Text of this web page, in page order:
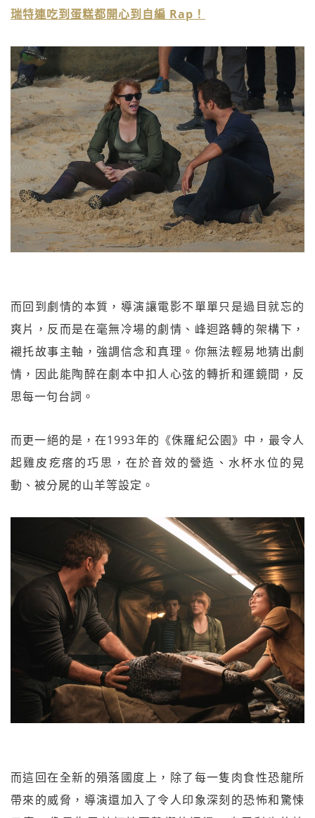
瑞特連吃到蛋糕都開心到自編 Rap！
而回到劇情的本質，導演讓電影不單單只是過目就忘的
爽片，反而是在毫無冷場的劇情、峰迴路轉的架構下，
襯托故事主軸，強調信念和真理。你無法輕易地猜出劇
情，因此能陶醉在劇本中扣人心弦的轉折和運鏡間，反
思每一句台詞。
而更一絕的是，在1993年的《侏羅紀公園》中，最令人
起雞皮疙瘩的巧思，在於音效的營造、水杯水位的晃
動、被分屍的山羊等設定。
而這回在全新的殞落國度上，除了每一隻肉食性恐龍所
帶來的威脅，導演還加入了令人印象深刻的恐怖和驚悚